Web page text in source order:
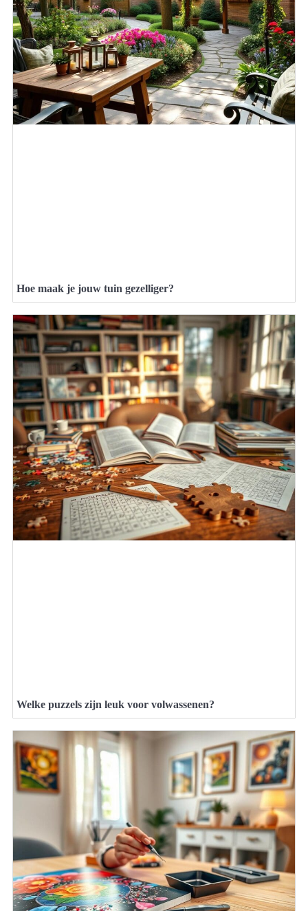
Hoe maak je jouw tuin gezelliger?
Welke puzzels zijn leuk voor volwassenen?